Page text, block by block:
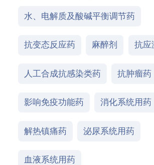
水、电解质及酸碱平衡调节药
抗变态反应药 麻醉剂 抗应
人工合成抗感染类药 抗肿瘤药
影响免疫功能药 消化系统用药
解热镇痛药 泌尿系统用药
血液系统用药